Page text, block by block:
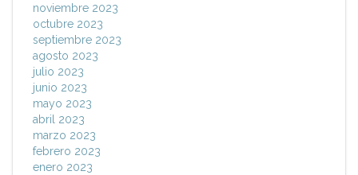
noviembre 2023
octubre 2023
septiembre 2023
agosto 2023
julio 2023
junio 2023
mayo 2023
abril 2023
marzo 2023
febrero 2023
enero 2023